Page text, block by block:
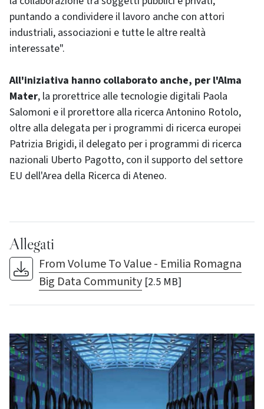
puntando a condividere il lavoro anche con attori
industriali, associazioni e tutte le altre realtà
interessate".
All'iniziativa hanno collaborato anche, per l'Alma
Mater, la prorettrice alle tecnologie digitali Paola
Salomoni e il prorettore alla ricerca Antonino Rotolo,
oltre alla delegata per i programmi di ricerca europei
Patrizia Brigidi, il delegato per i programmi di ricerca
nazionali Uberto Pagotto, con il supporto del settore
EU dell'Area della Ricerca di Ateneo.
Allegati
From Volume To Value - Emilia Romagna
Big Data Community [2.5 MB]